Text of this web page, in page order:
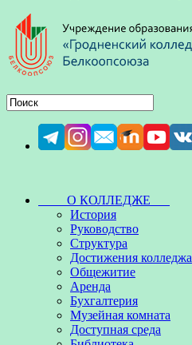
О КОЛЛЕДЖЕ
История
Руководство
Структура
Достижения колледжа
Общежитие
Аренда
Бухгалтерия
Музейная комната
Доступная среда